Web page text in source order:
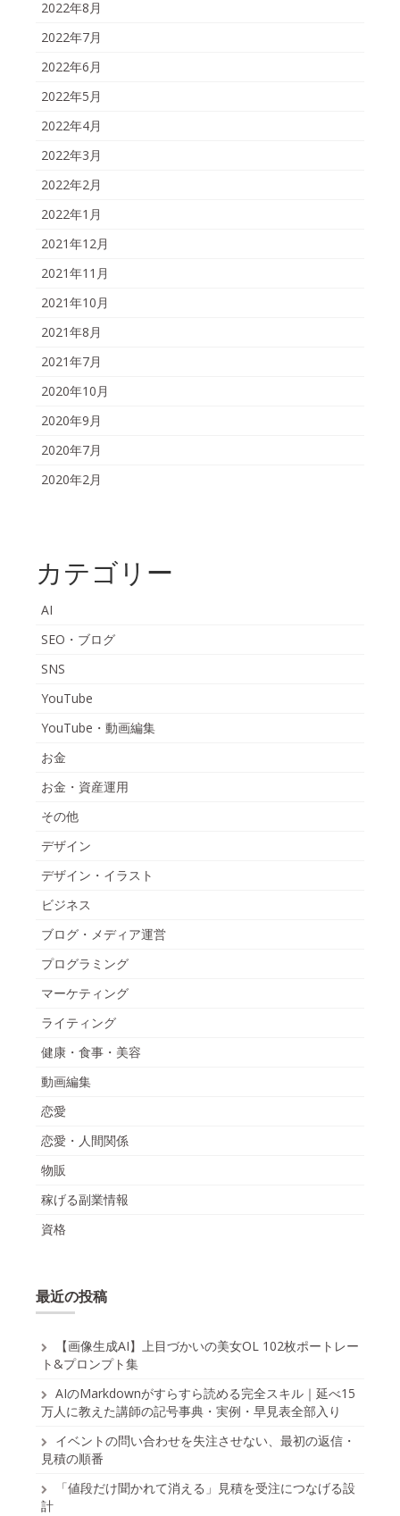
2022年8月
2022年7月
2022年6月
2022年5月
2022年4月
2022年3月
2022年2月
2022年1月
2021年12月
2021年11月
2021年10月
2021年8月
2021年7月
2020年10月
2020年9月
2020年7月
2020年2月
カテゴリー
AI
SEO・ブログ
SNS
YouTube
YouTube・動画編集
お金
お金・資産運用
その他
デザイン
デザイン・イラスト
ビジネス
ブログ・メディア運営
プログラミング
マーケティング
ライティング
健康・食事・美容
動画編集
恋愛
恋愛・人間関係
物販
稼げる副業情報
資格
最近の投稿
【画像生成AI】上目づかいの美女OL 102枚ポートレー
ト&プロンプト集
AIのMarkdownがすらすら読める完全スキル｜延べ15
万人に教えた講師の記号事典・実例・早見表全部入り
イベントの問い合わせを失注させない、最初の返信・
見積の順番
「値段だけ聞かれて消える」見積を受注につなげる設
計